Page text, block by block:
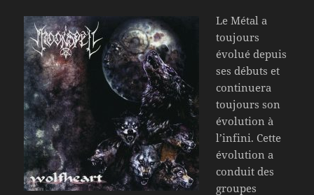
Le Métal a
toujours
évolué depuis
ses débuts et
continuera
toujours son
évolution à
l’infini. Cette
évolution a
conduit des
groupes